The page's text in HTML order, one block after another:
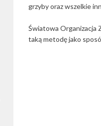
grzyby oraz wszelkie
Światowa Organizacja
taką metodę jako